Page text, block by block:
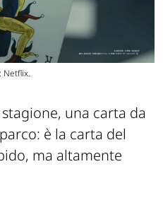
Netflix.
una carta da
è la carta del
ma altamente